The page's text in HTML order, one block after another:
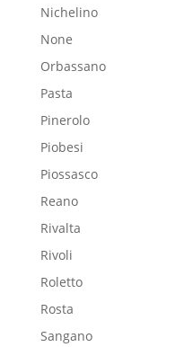
Nichelino
None
Orbassano
Pasta
Pinerolo
Piobesi
Piossasco
Reano
Rivalta
Rivoli
Roletto
Rosta
Sangano